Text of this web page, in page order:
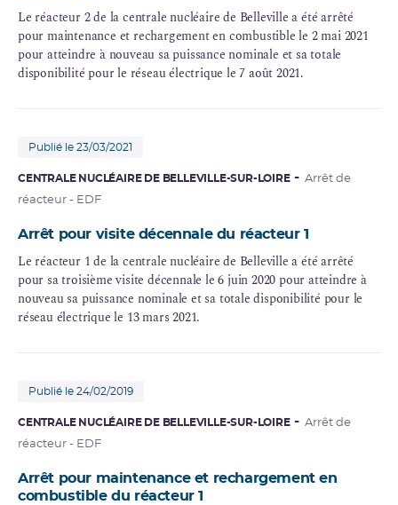
Le réacteur 2 de la centrale nucléaire de Belleville a été arrêté
pour maintenance et rechargement en combustible le 2 mai 2021
pour atteindre à nouveau sa puissance nominale et sa totale
disponibilité pour le réseau électrique le 7 août 2021.
Publié le 23/03/2021
CENTRALE NUCLÉAIRE DE BELLEVILLE-SUR-LOIRE
Arrêt de
réacteur - EDF
Arrêt pour visite décennale du réacteur 1
Le réacteur 1 de la centrale nucléaire de Belleville a été arrêté
pour sa troisième visite décennale le 6 juin 2020 pour atteindre à
nouveau sa puissance nominale et sa totale disponibilité pour le
réseau électrique le 13 mars 2021.
Publié le 24/02/2019
CENTRALE NUCLÉAIRE DE BELLEVILLE-SUR-LOIRE
Arrêt de
réacteur - EDF
Arrêt pour maintenance et rechargement en
combustible du réacteur 1